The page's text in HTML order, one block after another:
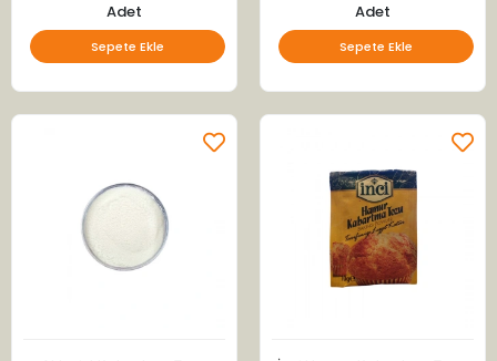
Adet
Sepete Ekle
Adet
Sepete Ekle